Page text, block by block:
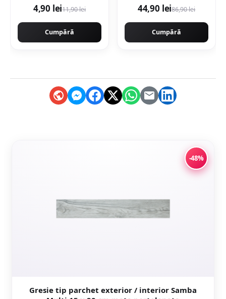
4,90 lei11,90 lei
Cumpără
portelanata
44,90 lei86,90 lei
Cumpără
-48%
Gresie tip parchet exterior / interior Samba